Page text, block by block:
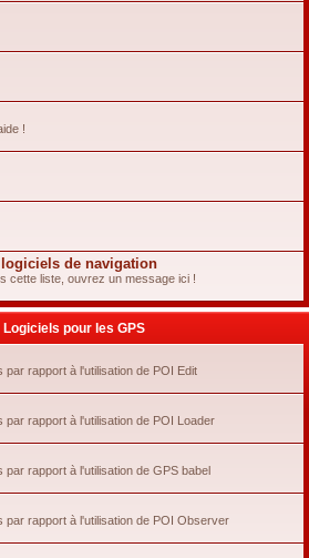
!
de navigation
cette liste, ouvrez un message ici !
Logiciels pour les GPS
par rapport à l'utilisation de POI Edit
par rapport à l'utilisation de POI Loader
par rapport à l'utilisation de GPS babel
par rapport à l'utilisation de POI Observer